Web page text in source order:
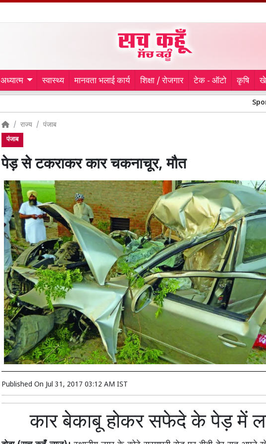
अध्यात्म स्वास्थ्य मानवता भलाई कार्य शिक्षा / रोजगार टेक - ऑटो कृषि
Sports News:
राज्य पंजाब
पंजाब
पेड़ से टकराकर कार चकनाचूर, मौत
Published On Jul 31, 2017 03:12 AM IST
कार बेकाबू होकर सफेदे के पेड़ में